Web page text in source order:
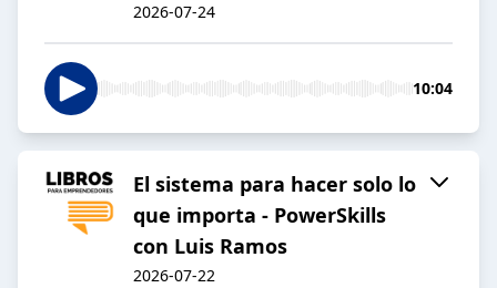
2026-07-24
10:04
El sistema para hacer solo lo
que importa - PowerSkills
con Luis Ramos
2026-07-22